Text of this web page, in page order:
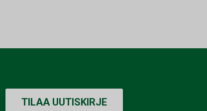
TILAA UUTISKIRJE